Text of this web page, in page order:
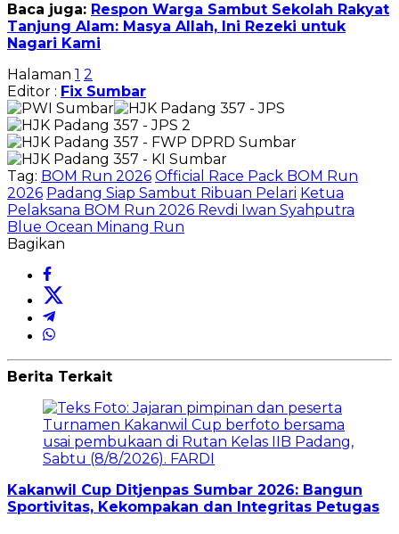
Baca juga: Respon Warga Sambut Sekolah Rakyat
Tanjung Alam: Masya Allah, Ini Rezeki untuk
Nagari Kami
Halaman 1 2
Editor : Fix Sumbar
Tag: BOM Run 2026 Official Race Pack BOM Run
2026 Padang Siap Sambut Ribuan Pelari Ketua
Pelaksana BOM Run 2026 Revdi Iwan Syahputra
Blue Ocean Minang Run
Bagikan
Berita Terkait
Kakanwil Cup Ditjenpas Sumbar 2026: Bangun
Sportivitas, Kekompakan dan Integritas Petugas